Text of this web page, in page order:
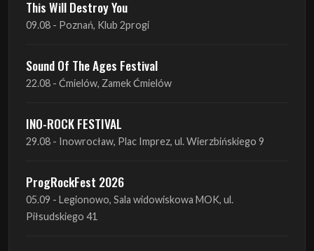
22.08 - Ćmielów, Zamek Ćmielów
INO-ROCK FESTIVAL
29.08 - Inowrocław, Plac Imprez, ul. Wierzbińskiego 9
ProgRockFest 2026
Antimatter + Sleeping Pulse
09.09 - Poznań, 2Progi